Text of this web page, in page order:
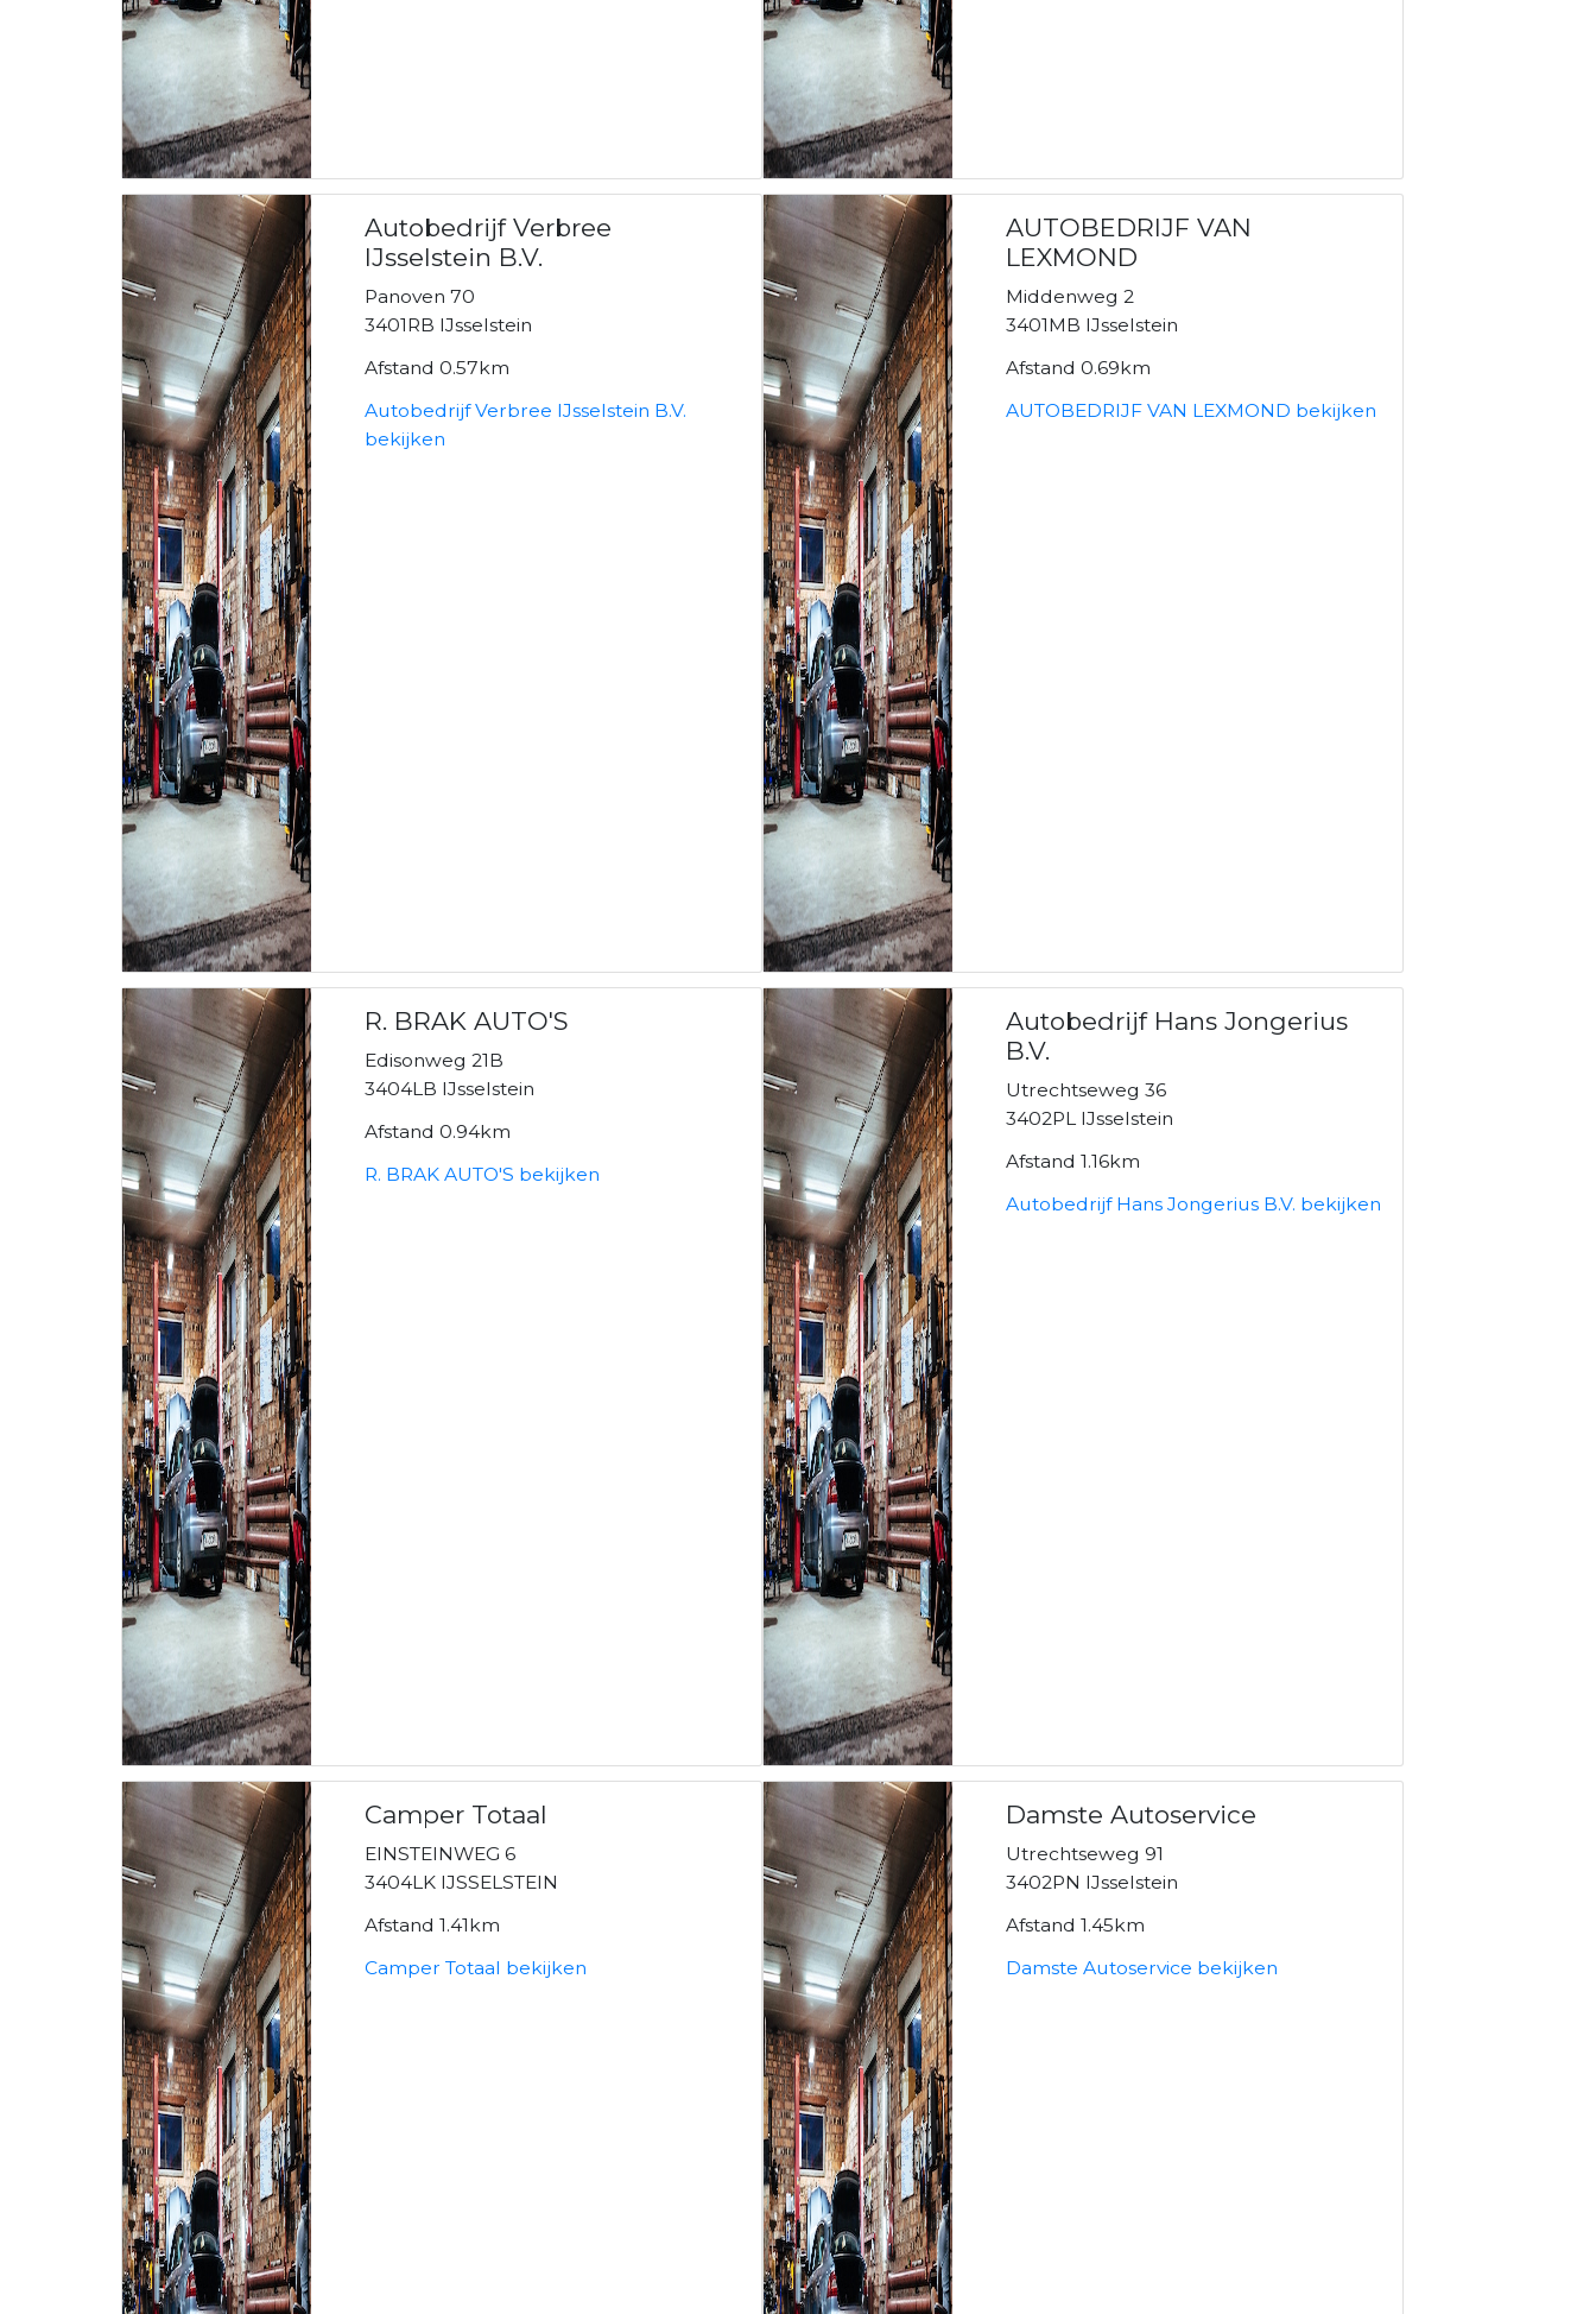
Autobedrijf Verbree
IJsselstein B.V.
Panoven 70
3401RB IJsselstein
Afstand 0.57km
Autobedrijf Verbree IJsselstein B.V.
bekijken
AUTOBEDRIJF VAN
LEXMOND
Middenweg 2
3401MB IJsselstein
Afstand 0.69km
AUTOBEDRIJF VAN LEXMOND bekijken
R. BRAK AUTO'S
Edisonweg 21B
3404LB IJsselstein
Afstand 0.94km
R. BRAK AUTO'S bekijken
Autobedrijf Hans Jongerius
B.V.
Utrechtseweg 36
3402PL IJsselstein
Afstand 1.16km
Autobedrijf Hans Jongerius B.V. bekijken
Camper Totaal
EINSTEINWEG 6
3404LK IJSSELSTEIN
Afstand 1.41km
Camper Totaal bekijken
Damste Autoservice
Utrechtseweg 91
3402PN IJsselstein
Afstand 1.45km
Damste Autoservice bekijken